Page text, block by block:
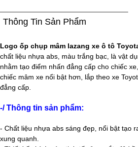
Thông Tin Sản Phẩm
Logo ốp chụp mâm lazang xe ô tô
chất liệu nhựa abs , màu trắng bạc, là vật
nhằm tạo điểm nhấn đẳng cấp cho chiếc
chiếc mâm xe nổi bật hơn, lắp theo xe
đẳng cấp.
-/ Thông tin sản phẩm:
- Chất liệu nhựa abs sáng đẹp, nổi bật tạo
xung quanh.